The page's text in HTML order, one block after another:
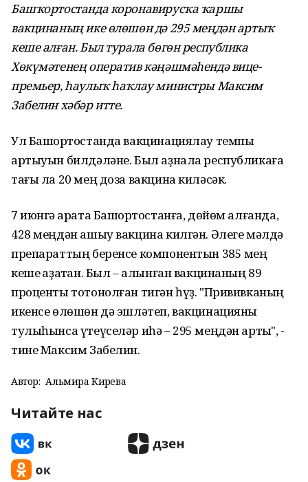
Башҡортостанда коронавирусҡа ҡаршы
вакцинаның ике өлөшөн дә 295 меңдән артыҡ
кеше алған. Был турала бөгөн республика
Хөкүмәтенең оператив кәңәшмәһендә вице-
премьер, һаулыҡ һаҡлау министры Максим
Забелин хәбәр итте.
Ул Башҡортостанда вакцинациялау темпы
артыуын билдәләне. Был аҙнала республикаға
тағы ла 20 мең доза вакцина киләсәк.
7 июнгә ҡарата Башҡортостанға, дөйөм алғанда,
428 меңдән ашыу вакцина килгән. Әлеге мәлдә
препараттың беренсе компонентын 385 мең
кеше ҡаҙатҡан. Был – алынған вакцинаның 89
проценты тотонолған тигән һүҙ. "Прививканың
икенсе өлөшөн дә эшләтеп, вакцинацияны
тулыһынса үтеүселәр иһә – 295 меңдән артыҡ", -
тине Максим Забелин.
Автор: Альмира Кирәева
Читайте нас